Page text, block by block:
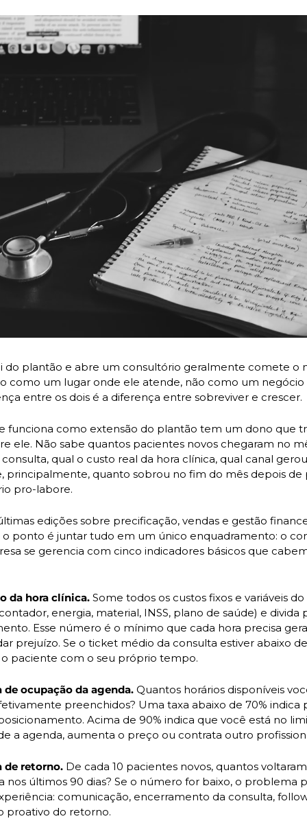
do plantão e abre um consultório geralmente comete o
como um lugar onde ele atende, não como um negócio
entre os dois é a diferença entre sobreviver e crescer.
funciona como extensão do plantão tem um dono que
ele. Não sabe quantos pacientes novos chegaram no
qual o custo real da hora clínica, qual canal
principalmente, quanto sobrou no fim do mês depois de
pro-labore.
edições sobre precificação, vendas e gestão
o ponto é juntar tudo em um único enquadramento: o
se gerencia com cinco indicadores básicos que
da hora clínica. Some todos os custos fixos e variáveis
energia, material, INSS, plano de saúde) e
Esse número é o mínimo que cada hora precisa
prejuízo. Se o ticket médio da consulta estiver abaixo
o paciente com o seu próprio tempo.
de ocupação da agenda. Quantos horários disponíveis
preenchidos? Uma taxa abaixo de 70% indica
Acima de 90% indica que você está no
a agenda, aumenta o preço ou contrata outro
de retorno. De cada 10 pacientes novos, quantos
nos últimos 90 dias? Se o número for baixo, o problema
comunicação, encerramento da consulta,
proativo do retorno.